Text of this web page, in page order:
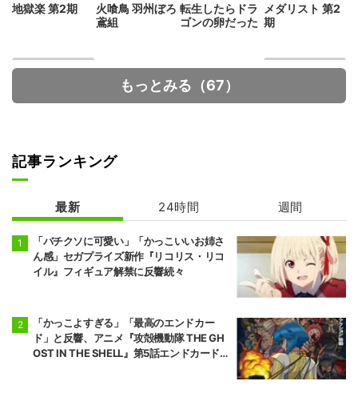
地獄楽 第2期
火喰鳥 羽州ぼろ
鳶組
転生したらドラ
ゴンの卵だった
メダリスト 第2
期
ノ章 第2クール
もっとみる（67）
記事ランキング
最新 24時間 週間
「バチクソに可愛い」「かっこいいお姉さ
ん感」セガプライズ新作『リコリス・リコ
イル』フィギュア解禁に反響続々
「かっこよすぎる」「最高のエンドカー
ド」と反響、アニメ『攻殻機動隊 THE GH
OST IN THE SHELL』第5話エンドカード公